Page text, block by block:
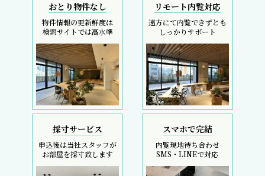
おとり物件なし
物件情報の更新鮮度は
検索サイトでは高水準
リモート内覧対応
遠方にて内覧できずとも
しっかりサポート
採寸サービス
申込後は当社スタッフが
お部屋を採寸致します
スマホで完結
内覧現地待ち合わせ
SMS・LINEで対応